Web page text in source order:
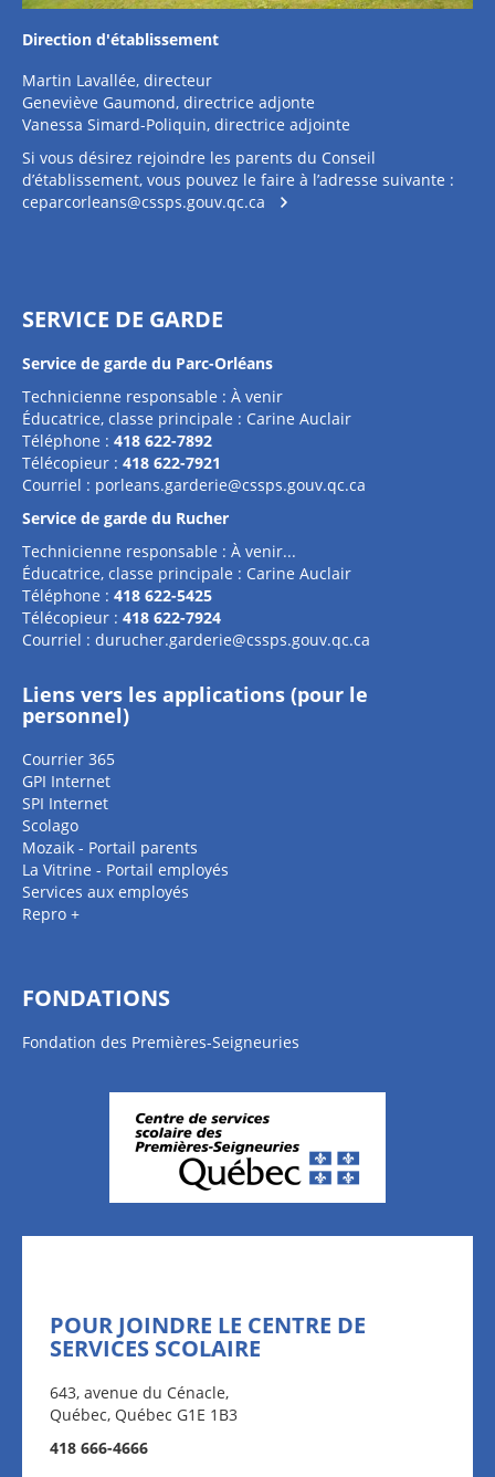
Direction d'établissement
Martin Lavallée, directeur
Geneviève Gaumond, directrice adjonte
Vanessa Simard-Poliquin, directrice adjointe
Si vous désirez rejoindre les parents du Conseil
d’établissement, vous pouvez le faire à l’adresse suivante :
ceparcorleans@cssps.gouv.qc.ca
SERVICE DE GARDE
Service de garde du Parc-Orléans
Technicienne responsable : À venir
Éducatrice, classe principale : Carine Auclair
Téléphone : 418 622-7892
Télécopieur : 418 622-7921
Courriel : porleans.garderie@cssps.gouv.qc.ca
Service de garde du Rucher
Technicienne responsable : À venir...
Éducatrice, classe principale : Carine Auclair
Téléphone : 418 622-5425
Télécopieur : 418 622-7924
Courriel : durucher.garderie@cssps.gouv.qc.ca
Liens vers les applications (pour le
personnel)
Courrier 365
GPI Internet
SPI Internet
Scolago
Mozaik - Portail parents
La Vitrine - Portail employés
Services aux employés
Repro +
FONDATIONS
Fondation des Premières-Seigneuries
POUR JOINDRE LE CENTRE DE
SERVICES SCOLAIRE
643, avenue du Cénacle,
Québec, Québec G1E 1B3
418 666-4666